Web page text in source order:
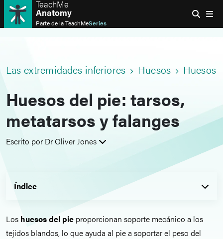
TeachMe
Anatomy
Parte de laTeachMeSeries
Las extremidades inferiores Huesos Huesos
Huesos del pie: tarsos,
metatarsos y falanges
Escrito por Dr Oliver Jones
Índice
Los huesos del pie proporcionan soporte mecánico a los
tejidos blandos, lo que ayuda al pie a soportar el peso del